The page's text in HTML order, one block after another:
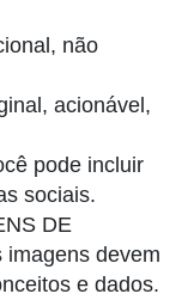
não
acionável,
pode incluir
sociais.
DE
imagens devem
e dados.